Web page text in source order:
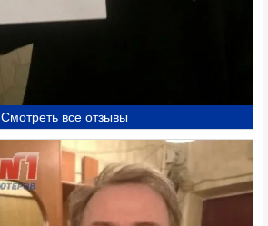
Смотреть все отзывы